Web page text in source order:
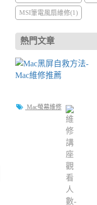
MSI筆電風扇維修(1)
熱門文章
Mac螢幕維修